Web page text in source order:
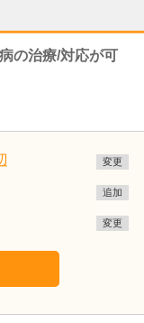
の治療/対応が可
変更
追加
変更